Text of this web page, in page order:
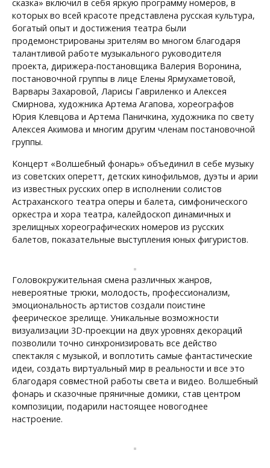
сказка» включил в себя яркую программу номеров, в
которых во всей красоте представлена русская культура,
богатый опыт и достижения театра были
продемонстрированы зрителям во многом благодаря
талантливой работе музыкального руководителя
проекта, дирижера-постановщика Валерия Воронина,
постановочной группы в лице Елены Ярмухаметовой,
Варвары Захаровой, Ларисы Гавриленко и Алексея
Смирнова, художника Артема Агапова, хореографов
Юрия Клевцова и Артема Паничкина, художника по свету
Алексея Акимова и многим другим членам постановочной
группы.
Концерт «Волшебный фонарь» объединил в себе музыку
из советских оперетт, детских кинофильмов, дуэты и арии
из известных русских опер в исполнении солистов
Астраханского театра оперы и балета, симфонического
оркестра и хора театра, калейдоскоп динамичных и
зрелищных хореографических номеров из русских
балетов, показательные выступления юных фигуристов.
Головокружительная смена различных жанров,
невероятные трюки, молодость, профессионализм,
эмоциональность артистов создали поистине
феерическое зрелище. Уникальные возможности
визуализации 3D-проекции на двух уровнях декораций
позволили точно синхронизировать все действо
спектакля с музыкой, и воплотить самые фантастические
идеи, создать виртуальный мир в реальности и все это
благодаря совместной работы света и видео. Волшебный
фонарь и сказочные пряничные домики, став центром
композиции, подарили настоящее новогоднее
настроение.